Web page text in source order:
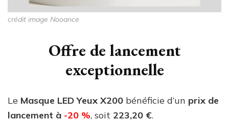
crédit image Nooance
Offre de lancement
exceptionnelle
Le Masque LED Yeux X200 bénéficie d’un prix de
lancement à -20 %, soit 223,20 €.